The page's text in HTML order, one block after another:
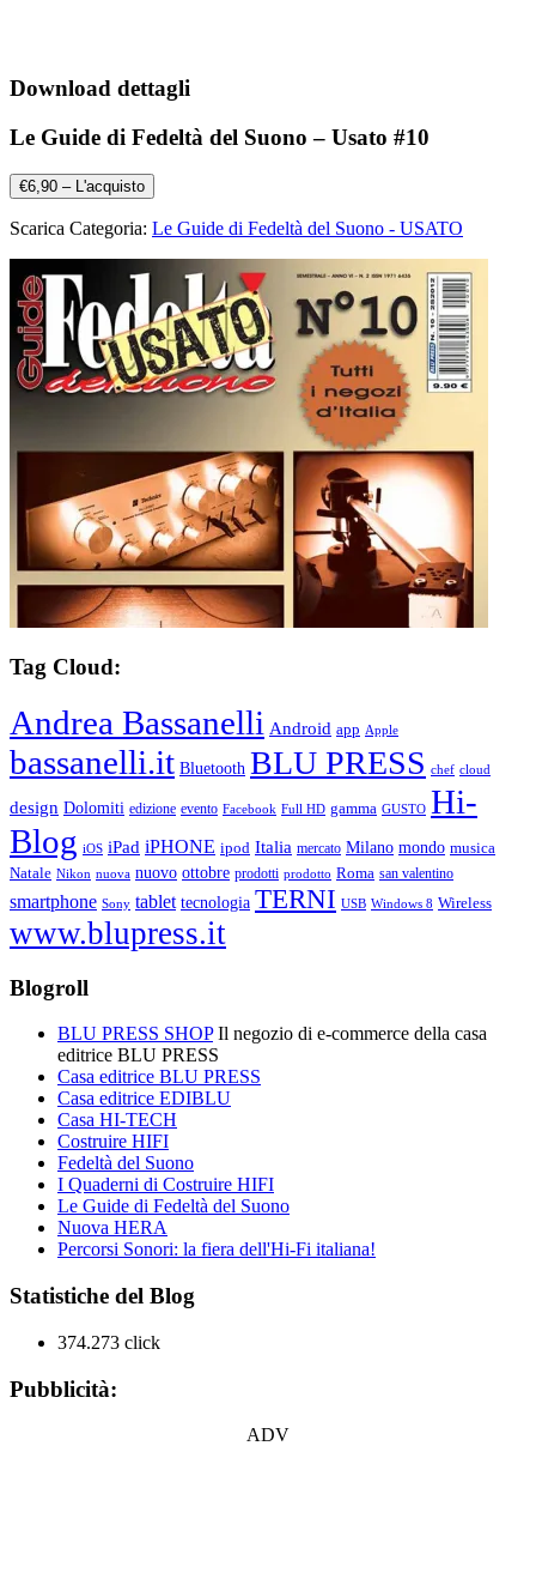
Download dettagli
Le Guide di Fedeltà del Suono – Usato #10
€6,90 – L'acquisto
Scarica Categoria: Le Guide di Fedeltà del Suono - USATO
Tag Cloud:
Andrea Bassanelli Android app Apple
bassanelli.it Bluetooth BLU PRESS chef cloud
design Dolomiti edizione evento Facebook Full HD gamma GUSTO Hi-
Blog iOS iPad iPHONE ipod Italia mercato Milano mondo musica
Natale Nikon nuova nuovo ottobre prodotti prodotto Roma san valentino
smartphone Sony tablet tecnologia TERNI USB Windows 8 Wireless
www.blupress.it
Blogroll
BLU PRESS SHOPIl negozio di e-commerce della casa
editrice BLU PRESS
Casa editrice BLU PRESS
Casa editrice EDIBLU
Casa HI-TECH
Costruire HIFI
Fedeltà del Suono
I Quaderni di Costruire HIFI
Le Guide di Fedeltà del Suono
Nuova HERA
Percorsi Sonori: la fiera dell'Hi-Fi italiana!
Statistiche del Blog
374.273 click
Pubblicità:
ADV